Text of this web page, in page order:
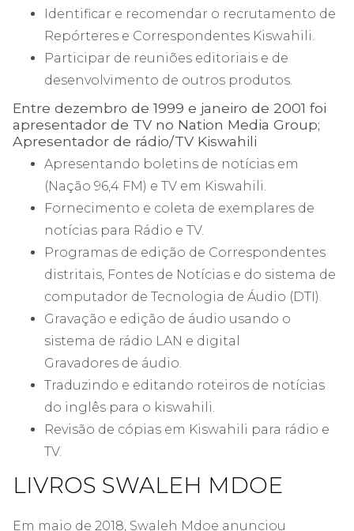
Identificar e recomendar o recrutamento de
Repórteres e Correspondentes Kiswahili.
Participar de reuniões editoriais e de
desenvolvimento de outros produtos.
Entre dezembro de 1999 e janeiro de 2001 foi
apresentador de TV no Nation Media Group;
Apresentador de rádio/TV Kiswahili
Apresentando boletins de notícias em
(Nação 96,4 FM) e TV em Kiswahili.
Fornecimento e coleta de exemplares de
notícias para Rádio e TV.
Programas de edição de Correspondentes
distritais, Fontes de Notícias e do sistema de
computador de Tecnologia de Áudio (DTI).
Gravação e edição de áudio usando o
sistema de rádio LAN e digital
Gravadores de áudio.
Traduzindo e editando roteiros de notícias
do inglês para o kiswahili.
Revisão de cópias em Kiswahili para rádio e
TV.
LIVROS SWALEH MDOE
Em maio de 2018, Swaleh Mdoe anunciou